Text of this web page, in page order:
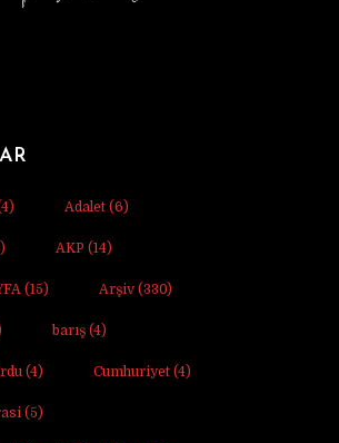
Adalet (6)
AKP (14)
(15) Arşiv (330)
barış (4)
(4) Cumhuriyet (4)
(5)